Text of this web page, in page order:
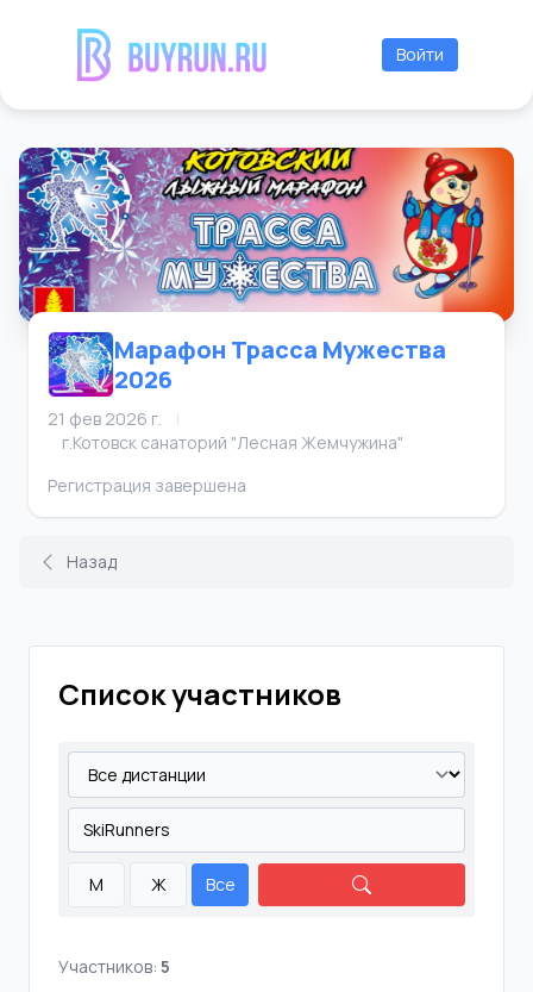
Войти
Марафон Трасса Мужества
2026
21 фев 2026 г.
|
г.Котовск санаторий "Лесная Жемчужина"
Регистрация завершена
Назад
Список участников
М Ж Все
Участников: 5